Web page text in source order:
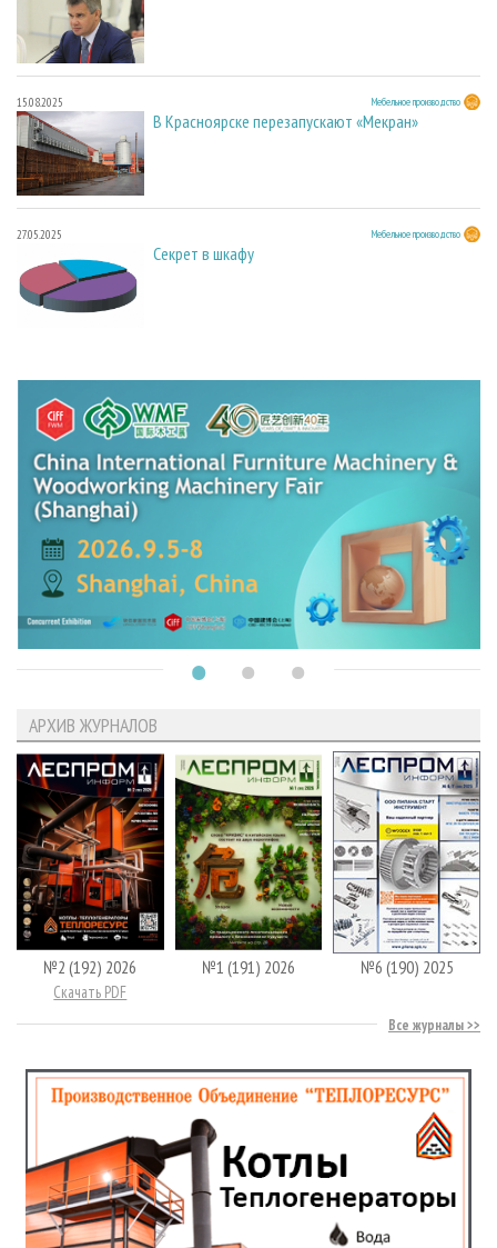
15.08.2025 Мебельное производство
В Красноярске перезапускают «Мекран»
27.05.2025 Мебельное производство
Секрет в шкафу
АРХИВ ЖУРНАЛОВ
№2 (192) 2026
Скачать PDF
№1 (191) 2026 №6 (190) 2025
Все журналы